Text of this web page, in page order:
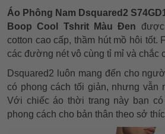
Áo Phông Nam Dsquared2
Boop Cool Tshrit Màu Đen
cotton cao cấp, thầm hút mồ hôi tốt.
các đường nét vô cùng tỉ mỉ và chắc
Dsquared2 luôn mang đến cho
có phong cách tối giản, nhưng vẫn
Với chiếc áo thời trang này bạn
phong cách cho bản thân theo sở